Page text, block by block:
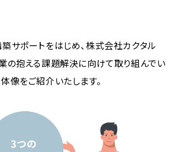
サポートをはじめ、株式会社カクタル
の抱える課題解決に向けて取り組んでい
像をご紹介いたします。